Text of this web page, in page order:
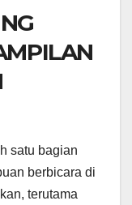
satu bagian
berbicara di
terutama